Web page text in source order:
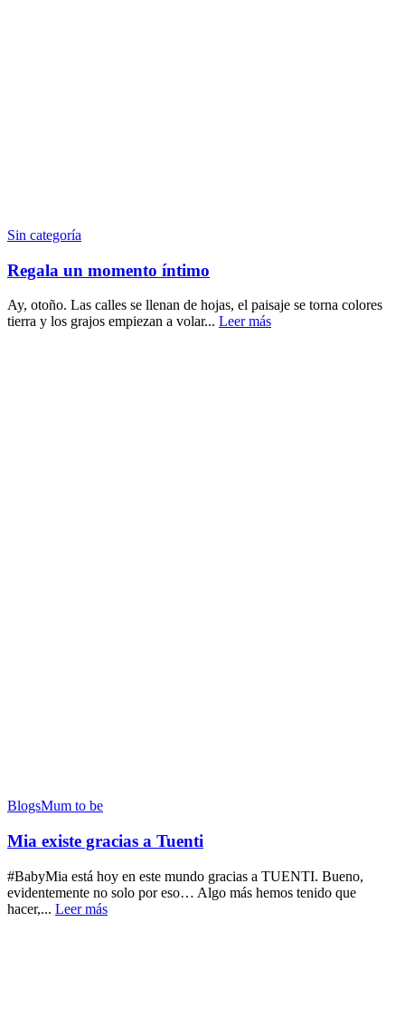
Sin categoría
Regala un momento íntimo
Ay, otoño. Las calles se llenan de hojas, el paisaje se torna colores
tierra y los grajos empiezan a volar... Leer más
BlogsMum to be
Mia existe gracias a Tuenti
#BabyMia está hoy en este mundo gracias a TUENTI. Bueno,
evidentemente no solo por eso… Algo más hemos tenido que
hacer,... Leer más